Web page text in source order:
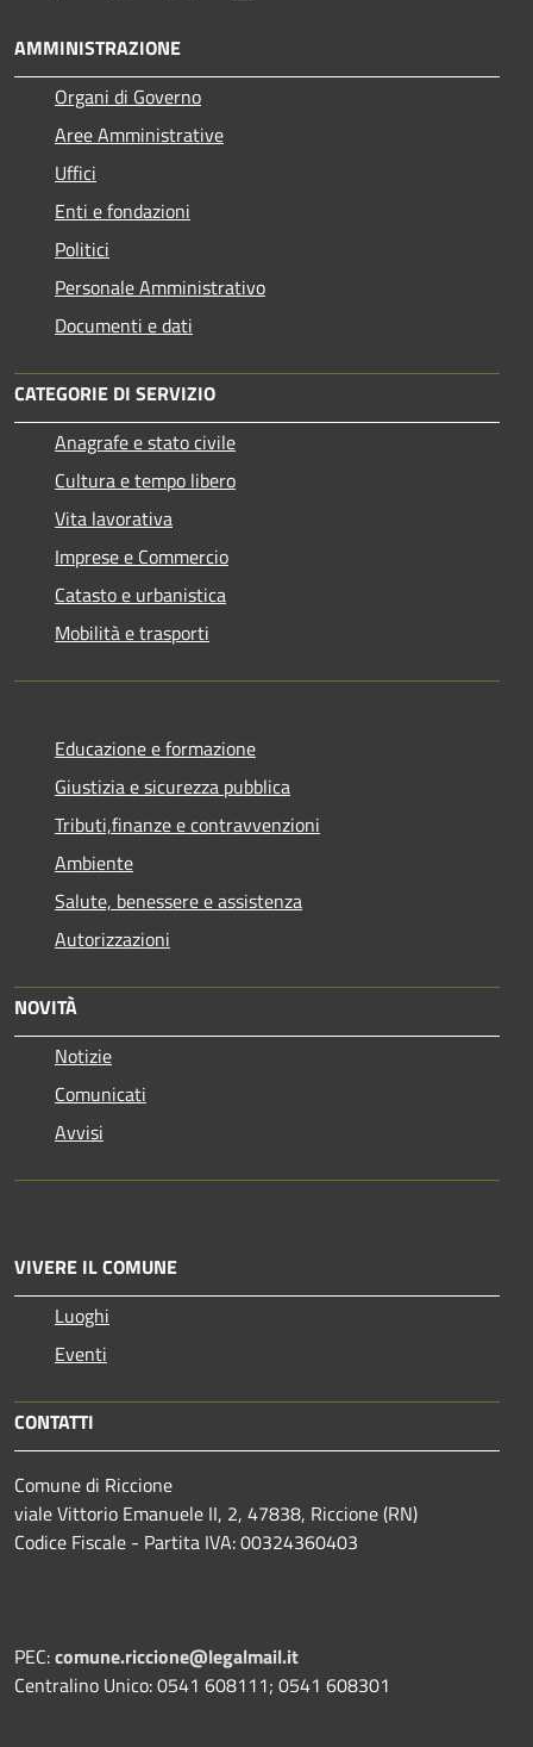
AMMINISTRAZIONE
Organi di Governo
Aree Amministrative
Uffici
Enti e fondazioni
Politici
Personale Amministrativo
Documenti e dati
CATEGORIE DI SERVIZIO
Anagrafe e stato civile
Cultura e tempo libero
Vita lavorativa
Imprese e Commercio
Catasto e urbanistica
Mobilità e trasporti
Educazione e formazione
Giustizia e sicurezza pubblica
Tributi,finanze e contravvenzioni
Ambiente
Salute, benessere e assistenza
Autorizzazioni
NOVITÀ
Notizie
Comunicati
Avvisi
VIVERE IL COMUNE
Luoghi
Eventi
CONTATTI
Comune di Riccione
viale Vittorio Emanuele II, 2, 47838, Riccione (RN)
Codice Fiscale - Partita IVA: 00324360403
PEC:comune.riccione@legalmail.it
Centralino Unico: 0541 608111; 0541 608301